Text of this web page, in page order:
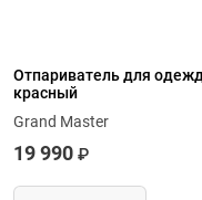
Отпариватель для
красный
Grand Master
19 990 ₽